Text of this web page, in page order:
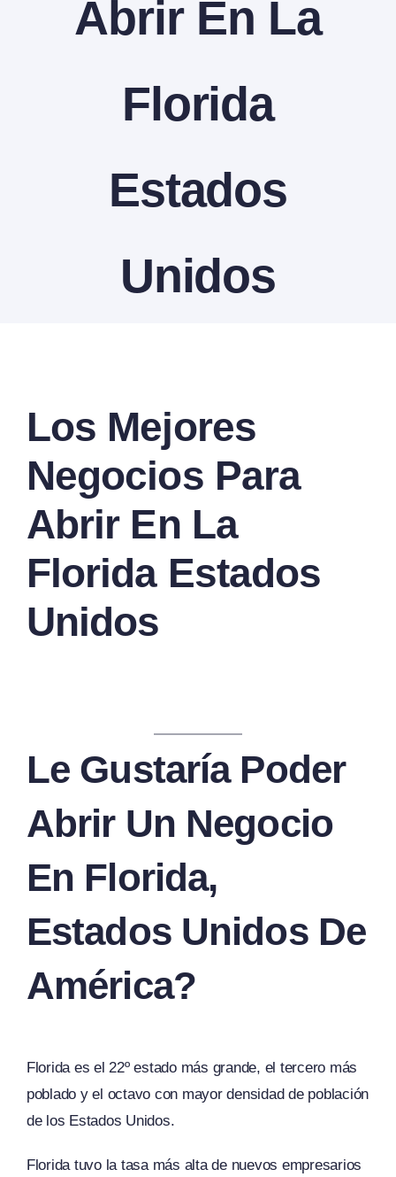
Abrir En La
Florida
Estados
Unidos
Larger
Image
Los Mejores
Negocios Para
Abrir En La
Florida Estados
Unidos
Le Gustaría Poder
Abrir Un Negocio
En Florida,
Estados Unidos De
América?
Florida es el 22º estado más grande, el tercero más
poblado y el octavo con mayor densidad de población
de los Estados Unidos.
Florida tuvo la tasa más alta de nuevos empresarios